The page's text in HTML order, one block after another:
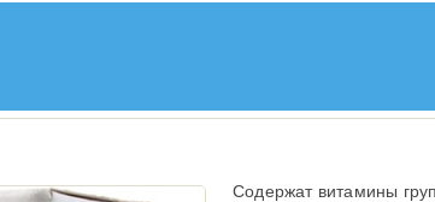
Содержат витамины